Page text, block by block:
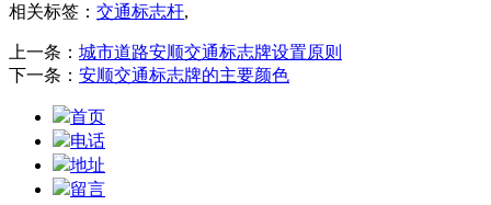
相关标签： 交通标志杆,
上一条： 城市道路安顺交通标志牌设置原则
下一条： 安顺交通标志牌的主要颜色
首页
电话
地址
留言